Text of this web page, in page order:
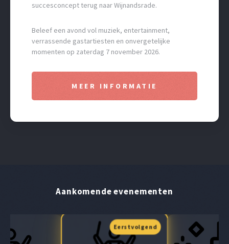
succesconcept terug naar Wijnandsrade.
Beleef een avond vol muziek, entertainment,
verrassende gastartiesten en onvergetelijke
momenten op zaterdag 7 november 2026.
MEER INFORMATIE
Aankomende evenementen